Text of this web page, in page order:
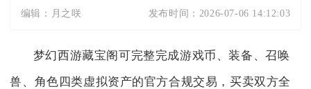
编辑： 月之咲 发布时间： 2026-07-06 14:12:03
梦幻西游藏宝阁可完整完成游戏币、装备、召唤
兽、角色四类虚拟资产的官方合规交易，买卖双方全